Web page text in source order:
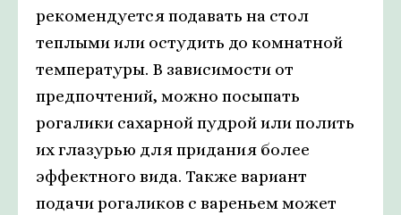
рекомендуется подавать на стол
теплыми или остудить до комнатной
температуры. В зависимости от
предпочтений, можно посыпать
рогалики сахарной пудрой или полить
их глазурью для придания более
эффектного вида. Также вариант
подачи рогаликов с вареньем может